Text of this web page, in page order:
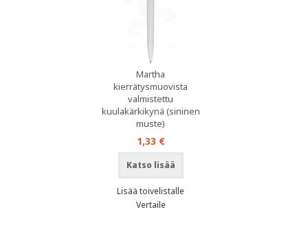
Martha
kierrätysmuovista
valmistettu
kuulakärkikynä (sininen
muste)
1,33 €
Katso lisää
Lisää toivelistalle
Vertaile